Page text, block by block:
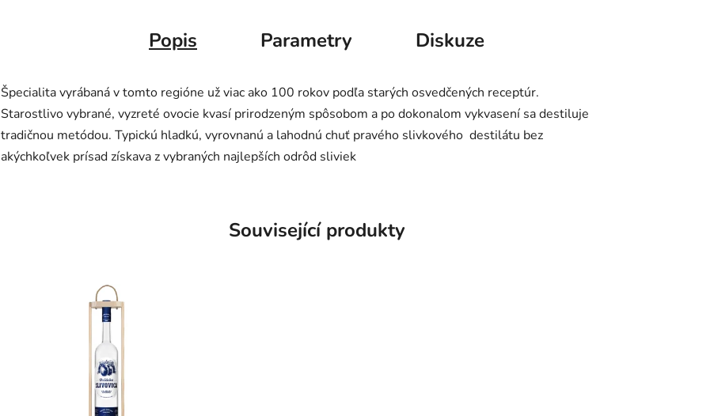
Popis Parametry Diskuze
Špecialita vyrábaná v tomto regióne už viac ako 100 rokov podľa starých osvedčených receptúr.
Starostlivo vybrané, vyzreté ovocie kvasí prirodzeným spôsobom a po dokonalom vykvasení sa destiluje
tradičnou metódou. Typickú hladkú, vyrovnanú a lahodnú chuť pravého slivkového destilátu bez
akýchkoľvek prísad získava z vybraných najlepších odrôd sliviek
Související produkty